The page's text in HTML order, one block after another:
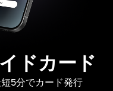
ドカード
5分でカード発行